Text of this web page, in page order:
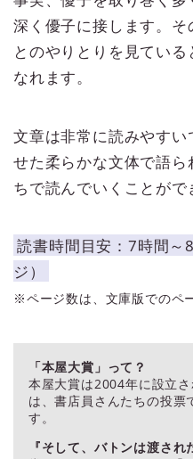
深く優子に接します。
とのやりとりを見てい
なれます。
文章は非常に読みやす
せた柔らかな文体で語
ちで読んでいくことがで
読書時間目安：7時間
ジ）
※ページ数は、文庫版でのペ
「本屋大賞」って？
本屋大賞は2004年に設立
は、書店員さんたちの投票
す。
『そして、バトンは渡され